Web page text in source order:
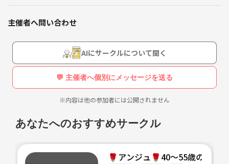
♡
主催者へ問い合わせ
AIにサークルについて聞く
💬 主催者へ個別にメッセージを送る
※内容は他の参加者には公開されません
あなたへのおすすめサークル
🌹アンジュ🌹40～55歳の友達